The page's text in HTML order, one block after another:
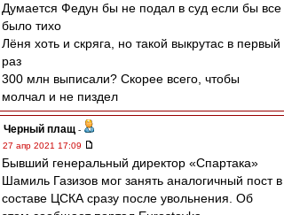
Думается Федун бы не подал в суд если бы все
было тихо
Лёня хоть и скряга, но такой выкрутас в первый
раз
300 млн выписали? Скорее всего, чтобы
молчал и не пиздел
Черный плащ -
27 апр 2021 17:09
Бывший генеральный директор «Спартака»
Шамиль Газизов мог занять аналогичный пост в
составе ЦСКА сразу после увольнения. Об